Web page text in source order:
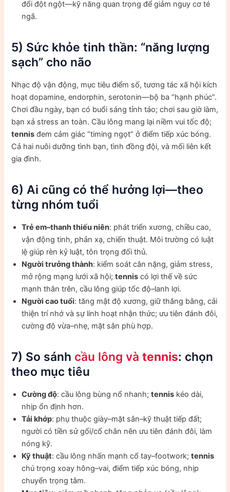
đổi đột ngột—kỹ năng quan trọng để giảm nguy cơ té
ngã.
5) Sức khỏe tinh thần: “năng lượng
sạch” cho não
Nhạc độ vận động, mục tiêu điểm số, tương tác xã hội kích
hoạt dopamine, endorphin, serotonin—bộ ba “hạnh phúc”.
Chơi đầu ngày, bạn có buổi sáng tỉnh táo; chơi sau giờ làm,
bạn xả stress an toàn. Cầu lông mang lại niềm vui tốc độ;
tennis đem cảm giác “timing ngọt” ở điểm tiếp xúc bóng.
Cả hai nuôi dưỡng tình bạn, tình đồng đội, và mối liên kết
gia đình.
6) Ai cũng có thể hưởng lợi—theo
từng nhóm tuổi
Trẻ em–thanh thiếu niên: phát triển xương, chiều cao,
vận động tinh, phản xạ, chiến thuật. Môi trường có luật
lệ giúp rèn kỷ luật, tôn trọng đối thủ.
Người trưởng thành: kiểm soát cân nặng, giảm stress,
mở rộng mạng lưới xã hội;tennis có lợi thế về sức
mạnh thân trên, cầu lông giúp tốc độ–lanh lợi.
Người cao tuổi: tăng mật độ xương, giữ thăng bằng, cải
thiện trí nhớ và sự linh hoạt nhận thức; ưu tiên đánh đôi,
cường độ vừa–nhẹ, mặt sân phù hợp.
7) So sánh cầu lông vàtennis: chọn
theo mục tiêu
Cường độ: cầu lông bùng nổ nhanh;tennis kéo dài,
nhịp ổn định hơn.
Tải khớp: phụ thuộc giày–mặt sân–kỹ thuật tiếp đất;
người có tiền sử gối/cổ chân nên ưu tiên đánh đôi, làm
nóng kỹ.
Kỹ thuật: cầu lông nhấn mạnh cổ tay–footwork;tennis
chú trọng xoay hông–vai, điểm tiếp xúc bóng, nhịp
chuyển trọng tâm.